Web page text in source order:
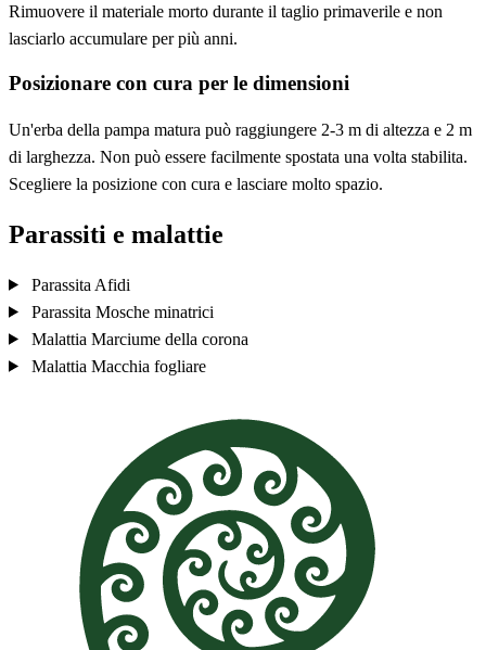
Rimuovere il materiale morto durante il taglio primaverile e non
lasciarlo accumulare per più anni.
Posizionare con cura per le dimensioni
Un'erba della pampa matura può raggiungere 2-3 m di altezza e 2 m
di larghezza. Non può essere facilmente spostata una volta stabilita.
Scegliere la posizione con cura e lasciare molto spazio.
Parassiti e malattie
Parassita Afidi
Parassita Mosche minatrici
Malattia Marciume della corona
Malattia Macchia fogliare